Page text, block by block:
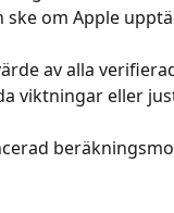
om Apple
av alla
viktningar eller